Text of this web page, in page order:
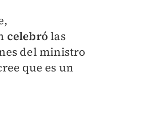
celebrólas
del ministro
que es un